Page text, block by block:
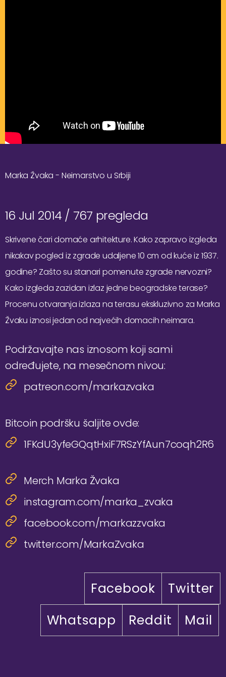
Marka Žvaka - Neimarstvo u Srbiji
16 Jul 2014 / 767 pregleda
Skrivene čari domaće arhitekture. Kako zapravo izgleda
nikakav pogled iz zgrade udaljene 10 cm od kuće iz 1937.
godine? Zašto su stanari pomenute zgrade nervozni?
Kako izgleda zazidan izlaz jedne beogradske terase?
Procenu otvaranja izlaza na terasu ekskluzivno za Marka
Žvaku iznosi jedan od najvećih domacih neimara.
Podržavajte nas iznosom koji sami
određujete, na mesečnom nivou:
patreon.com/markazvaka
Bitcoin podršku šaljite ovde:
1FKdU3yfeGQqtHxiF7RSzYfAun7coqh2R6
Merch Marka Žvaka
instagram.com/marka_zvaka
facebook.com/markazzvaka
twitter.com/MarkaZvaka
Facebook
Twitter
Whatsapp
Reddit Mail